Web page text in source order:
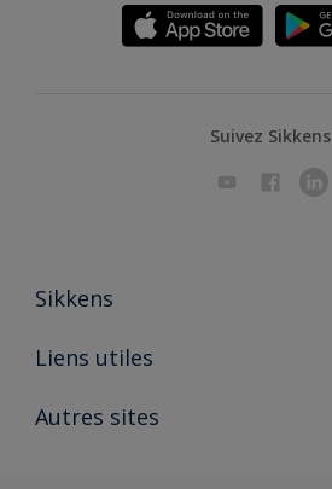
Suivez Sikkens
Sikkens
A propos de Sikkens
Liens utiles
Ouvrir un magasin PASS
Autres sites